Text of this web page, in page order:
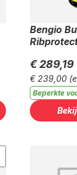
Bengio
€ 289,19
€ 239,00
Beperkte